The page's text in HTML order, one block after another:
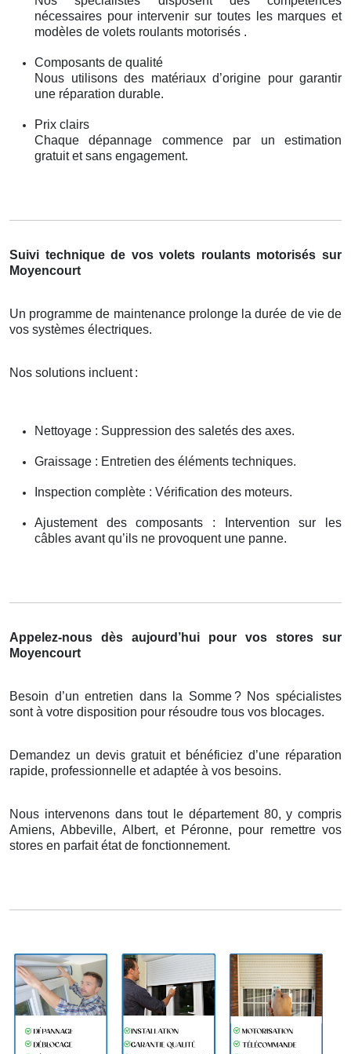
nécessaires pour intervenir sur toutes les marques et
modèles de volets roulants motorisés .
Composants de qualité
Nous utilisons des matériaux d’origine pour garantir
une réparation durable.
Prix clairs
Chaque dépannage commence par un estimation
gratuit et sans engagement.
Suivi technique de vos volets roulants motorisés sur
Moyencourt
Un programme de maintenance prolonge la durée de vie de
vos systèmes électriques.
Nos solutions incluent :
Nettoyage : Suppression des saletés des axes.
Graissage : Entretien des éléments techniques.
Inspection complète : Vérification des moteurs.
Ajustement des composants : Intervention sur les
câbles avant qu’ils ne provoquent une panne.
Appelez-nous dès aujourd’hui pour vos stores sur
Moyencourt
Besoin d’un entretien dans la Somme? Nos spécialistes
sontà votre disposition pour résoudre tous vos blocages.
Demandez un devis gratuit et bénéficiez d’une réparation
rapide, professionnelle et adaptée à vos besoins.
Nous intervenons dans tout le département 80, y compris
Amiens, Abbeville, Albert, et Péronne, pour remettre vos
stores en parfait état de fonctionnement.